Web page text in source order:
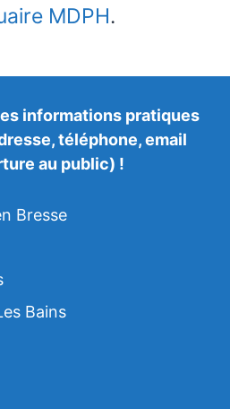
MDPH.
informations pratiques
téléphone, email
au public) !
Bresse
Bains